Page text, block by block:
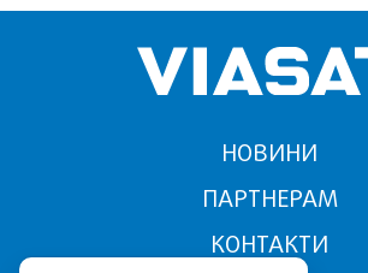
НОВИНИ
ПАРТНЕРАМ
КОНТАКТИ